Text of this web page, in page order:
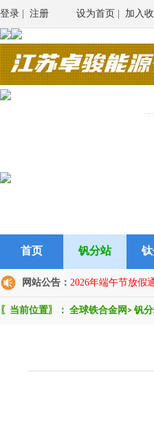
登录 注册 设为首页 加入
首页 钒分站
网站公告： 2026年端午节放假
〖当前位置〗： 全球铁合金网 > 钒